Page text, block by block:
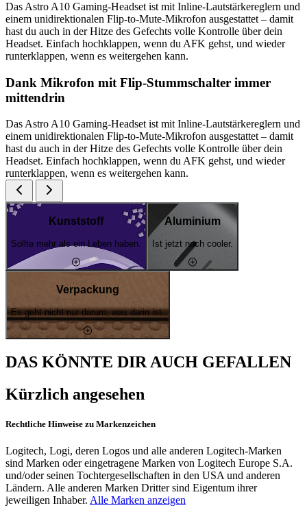
Das Astro A10 Gaming-Headset ist mit Inline-Lautstärkereglern und
einem unidirektionalen Flip-to-Mute-Mikrofon ausgestattet – damit
hast du auch in der Hitze des Gefechts volle Kontrolle über dein
Headset. Einfach hochklappen, wenn du AFK gehst, und wieder
runterklappen, wenn es weitergehen kann.
Dank Mikrofon mit Flip-Stummschalter immer
mittendrin
Das Astro A10 Gaming-Headset ist mit Inline-Lautstärkereglern und
einem unidirektionalen Flip-to-Mute-Mikrofon ausgestattet – damit
hast du auch in der Hitze des Gefechts volle Kontrolle über dein
Headset. Einfach hochklappen, wenn du AFK gehst, und wieder
runterklappen, wenn es weitergehen kann.
Kunststoff
Sollte mehr als ein Leben haben.
Aluminium
Ist jetzt noch cooler.
Verpackung
Es geht nicht nur darum, was darin ist.
DAS KÖNNTE DIR AUCH GEFALLEN
Kürzlich angesehen
Rechtliche Hinweise zu Markenzeichen
Logitech, Logi, deren Logos und alle anderen Logitech-Marken
sind Marken oder eingetragene Marken von Logitech Europe S.A.
und/oder seinen Tochtergesellschaften in den USA und anderen
Ländern. Alle anderen Marken Dritter sind Eigentum ihrer
jeweiligen Inhaber. Alle Marken anzeigen